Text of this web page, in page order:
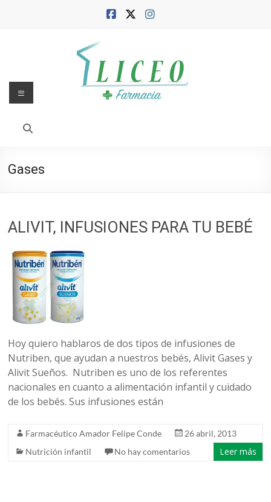
Blog
la
Farmacia,
y
belleza
Menú
Gases
ALIVIT, INFUSIONES PARA TU BEBÉ
Hoy quiero hablaros de dos tipos de infusiones de
Nutriben, que ayudan a nuestros bebés, Alivit Gases y
Alivit Sueños. Nutriben es uno de los referentes
nacionales en cuanto a alimentación infantil y cuidado
de los bebés. Sus infusiones están
Farmacéutico Amador Felipe Conde
26 abril, 2013
Nutrición infantil
No hay comentarios Leer más